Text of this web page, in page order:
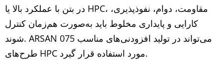
در بتن با عملکرد بالا یا HPC، مقاومت، دوام، نفوذپذیری،
کارایی و پایداری مخلوط باید به‌صورت هم‌زمان کنترل
شوند. ARSAN 075 می‌تواند در تولید افزودنی‌های مناسب
طرح‌های HPC مورد استفاده قرار گیرد.